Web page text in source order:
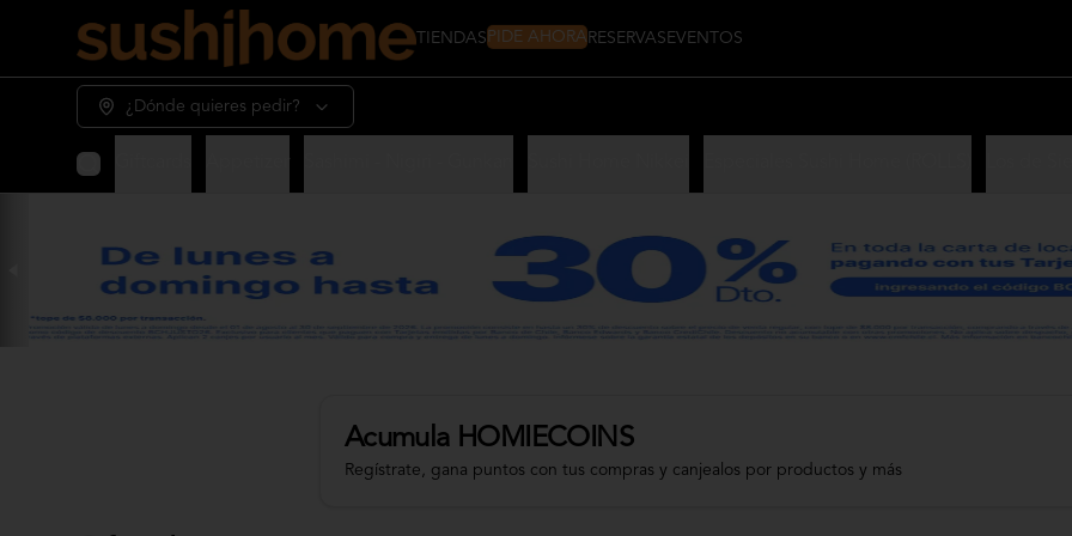
TIENDAS PIDE AHORA RESERVAS EVENTOS
¿Dónde quieres pedir?
Acumula HOMIECOINS
Regístrate, gana puntos con tus compras y canjealos por productos y más